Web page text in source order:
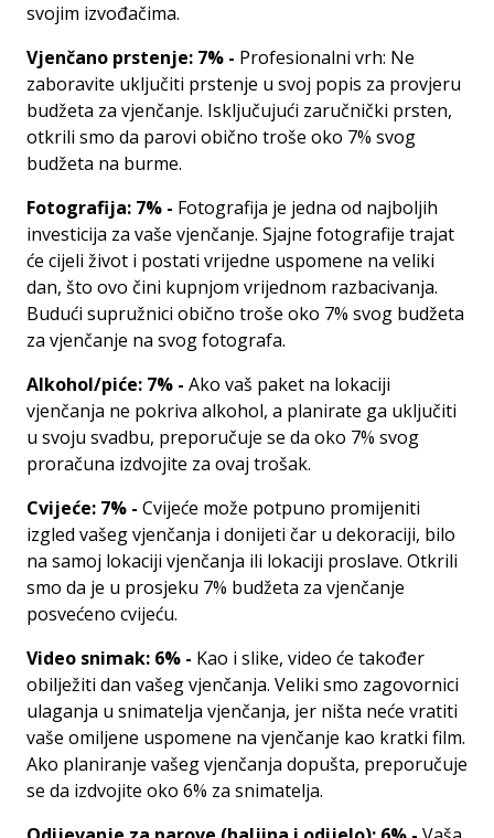
svojim izvođačima.
Vjenčano prstenje: 7% - Profesionalni vrh: Ne
zaboravite uključiti prstenje u svoj popis za provjeru
budžeta za vjenčanje. Isključujući zaručnički prsten,
otkrili smo da parovi obično troše oko 7% svog
budžeta na burme.
Fotografija: 7% - Fotografija je jedna od najboljih
investicija za vaše vjenčanje. Sjajne fotografije trajat
će cijeli život i postati vrijedne uspomene na veliki
dan, što ovo čini kupnjom vrijednom razbacivanja.
Budući supružnici obično troše oko 7% svog budžeta
za vjenčanje na svog fotografa.
Alkohol/piće: 7% - Ako vaš paket na lokaciji
vjenčanja ne pokriva alkohol, a planirate ga uključiti
u svoju svadbu, preporučuje se da oko 7% svog
proračuna izdvojite za ovaj trošak.
Cvijeće: 7% - Cvijeće može potpuno promijeniti
izgled vašeg vjenčanja i donijeti čar u dekoraciji, bilo
na samoj lokaciji vjenčanja ili lokaciji proslave. Otkrili
smo da je u prosjeku 7% budžeta za vjenčanje
posvećeno cvijeću.
Video snimak: 6% - Kao i slike, video će također
obilježiti dan vašeg vjenčanja. Veliki smo zagovornici
ulaganja u snimatelja vjenčanja, jer ništa neće vratiti
vaše omiljene uspomene na vjenčanje kao kratki film.
Ako planiranje vašeg vjenčanja dopušta, preporučuje
se da izdvojite oko 6% za snimatelja.